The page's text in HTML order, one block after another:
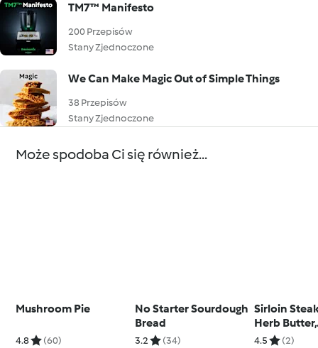
TM7™ Manifesto
200 Przepisów
Stany Zjednoczone
We Can Make Magic Out of Simple Things
38 Przepisów
Stany Zjednoczone
Może spodoba Ci się również...
Mushroom Pie
4.8 (60)
No Starter Sourdough
Bread
3.2 (34)
Sirloin
Herb Butter,
Rosemary
4.5 (2)